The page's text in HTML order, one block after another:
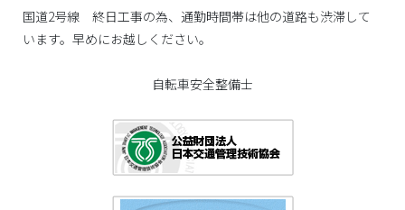
国道2号線 終日工事の為、通勤時間帯は他の道路も渋滞して
います。早めにお越しください。
自転車安全整備士